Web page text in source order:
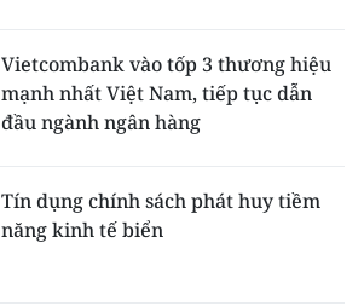
Vietcombank vào tốp 3 thương hiệu
mạnh nhất Việt Nam, tiếp tục dẫn
đầu ngành ngân hàng
Tín dụng chính sách phát huy tiềm
năng kinh tế biển